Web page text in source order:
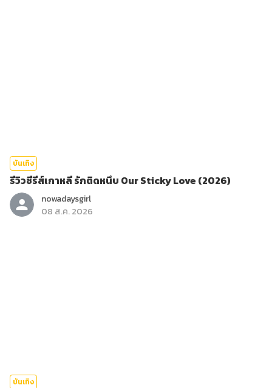
บันเทิง
รีวิวซีรีส์เกาหลี รักติดหนึบ Our Sticky Love (2026)
nowadaysgirl
08 ส.ค. 2026
บันเทิง